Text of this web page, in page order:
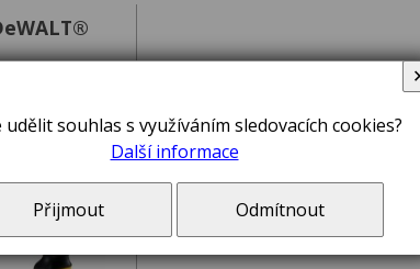
udělit souhlas s využíváním sledovacích cookies?
Další informace
Přijmout Odmítnout